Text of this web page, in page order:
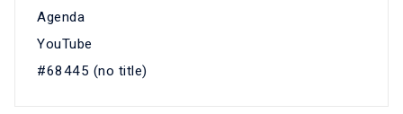
Agenda
YouTube
#68445 (no title)